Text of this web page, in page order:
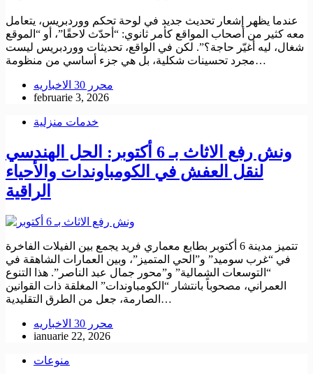
عندما يظهر إشعار تحديث جديد في لوحة تحكم ووردبريس، يتعامل
معه كثير من أصحاب المواقع كأمر ثانوي: “أحدّث لاحقًا”، أو “الموقع
شغال، ليه أغيّر حاجة؟”. لكن في الواقع، تحديثات ووردبريس ليست
مجرد تحسينات شكلية، بل هي جزء أساسي من منظومة…
محرر 30 الاخباريه
februarie 3, 2026
خدمات منزلية
ونش رفع الاثاث بـ 6 أكتوبر: الحل الهندسي
لنقل العفش في الكومباوندات والأحياء
الراقية
تتميز مدينة 6 أكتوبر بطابع معماري فريد يجمع بين الفيلات الفاخرة
في “غرب سوميد” و”الحي المتميز”، وبين العمارات الشاهقة في
“التوسعات الشمالية” و”محور جمال عبد الناصر”. هذا التنوع
العمراني، مصحوباً بانتشار “الكومباوندات” المغلقة ذات القوانين
الصارمة، جعل من الطرق التقليدية…
محرر 30 الاخباريه
ianuarie 22, 2026
منوعات